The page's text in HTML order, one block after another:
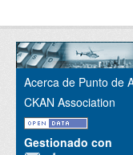
Acerca de Punto de
CKAN Association
Gestionado con